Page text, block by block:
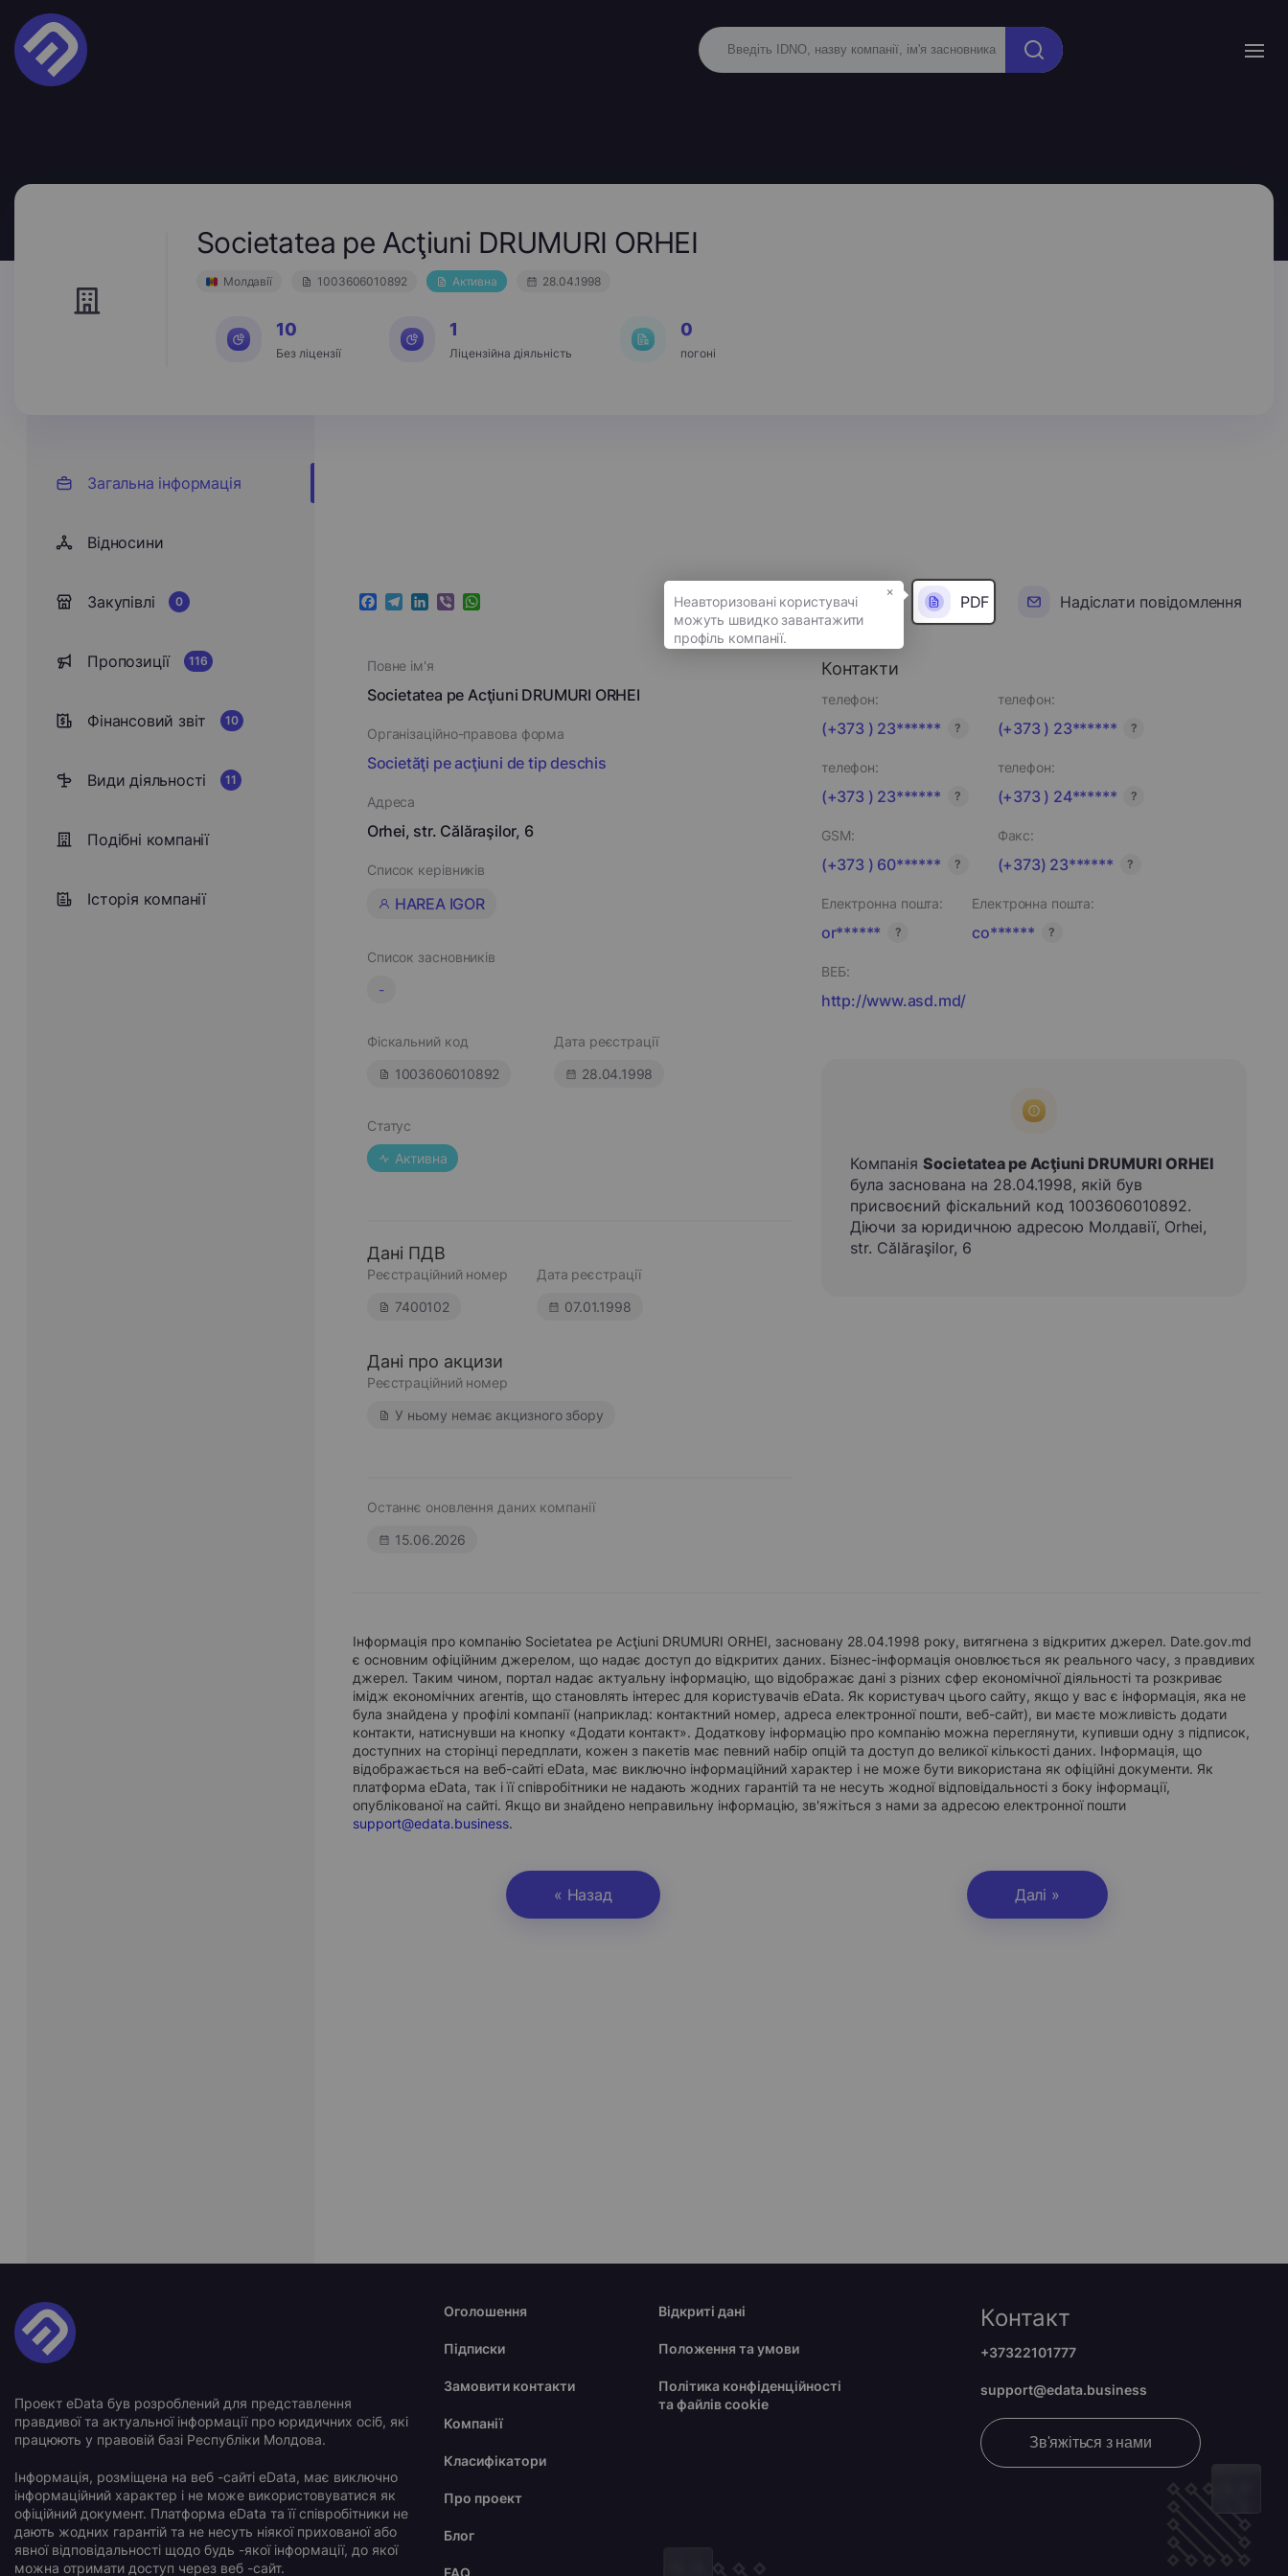
Societatea pe Acţiuni DRUMURI ORHEI
Молдавії 1003606010892 Активна 28.04.1998
10
Без ліцензії
1
Ліцензійна діяльність
0
погоні
Загальна інформація
Відносини
Закупівлі 0
Пропозиції 116
Фінансовий звіт 10
Види діяльності 11
Подібні компанії
Історія компанії
Facebook
Telegram
LinkedIn
ViberWhatsApp PDF Надіслати повідомлення
Повне ім'я
Societatea pe Acţiuni DRUMURI ORHEI
Організаційно-правова форма
Societăţi pe acţiuni de tip deschis
Адреса
Orhei, str. Călăraşilor, 6
Список керівників
HAREA IGOR
Список засновників
-
Фіскальний код
1003606010892
Дата реєстрації
28.04.1998
Статус
Активна
Дані ПДВ
Реєстраційний номер
7400102
Дата реєстрації
07.01.1998
Дані про акцизи
Реєстраційний номер
У ньому немає акцизного збору
Останнє оновлення даних компанії
15.06.2026
Контакти
телефон:
(+373 ) 23****** ?
телефон:
(+373 ) 23****** ?
телефон:
(+373 ) 23****** ?
телефон:
(+373 ) 24****** ?
GSM:
(+373 ) 60****** ?
Факс:
(+373) 23****** ?
Електронна пошта:
or****** ?
Електронна пошта:
co****** ?
ВЕБ:
http://www.asd.md/
Компанія Societatea pe Acţiuni DRUMURI ORHEI
була заснована на 28.04.1998, якій був
присвоєний фіскальний код 1003606010892.
Діючи за юридичною адресою Молдавії, Orhei,
str. Călăraşilor, 6
Інформація про компанію Societatea pe Acţiuni DRUMURI ORHEI, засновану 28.04.1998 року, витягнена з відкритих джерел. Date.gov.md
є основним офіційним джерелом, що надає доступ до відкритих даних. Бізнес-інформація оновлюється як реального часу, з правдивих
джерел. Таким чином, портал надає актуальну інформацію, що відображає дані з різних сфер економічної діяльності та розкриває
імідж економічних агентів, що становлять інтерес для користувачів eData. Як користувач цього сайту, якщо у вас є інформація, яка не
була знайдена у профілі компанії (наприклад: контактний номер, адреса електронної пошти, веб-сайт), ви маєте можливість додати
контакти, натиснувши на кнопку «Додати контакт». Додаткову інформацію про компанію можна переглянути, купивши одну з підписок,
доступних на сторінці передплати, кожен з пакетів має певний набір опцій та доступ до великої кількості даних. Інформація, що
відображається на веб-сайті eData, має виключно інформаційний характер і не може бути використана як офіційні документи. Як
платформа eData, так і її співробітники не надають жодних гарантій та не несуть жодної відповідальності з боку інформації,
опублікованої на сайті. Якщо ви знайдено неправильну інформацію, зв'яжіться з нами за адресою електронної пошти
support@edata.business.
« Назад Далі »
Проект eData був розроблений для представлення
правдивої та актуальної інформації про юридичних осіб, які
працюють у правовій базі Республіки Молдова.
Інформація, розміщена на веб -сайті eData, має виключно
інформаційний характер і не може використовуватися як
офіційний документ. Платформа eData та її співробітники не
дають жодних гарантій та не несуть ніякої прихованої або
явної відповідальності щодо будь -якої інформації, до якої
можна отримати доступ через веб -сайт.
Оголошення
Підписки
Замовити контакти
Компанії
Класифікатори
Про проект
Блог
FAQ
Відкриті дані
Положення та умови
Політика конфіденційності
та файлів cookie
Контакт
+37322101777
support@edata.business
Зв'яжіться з нами
×